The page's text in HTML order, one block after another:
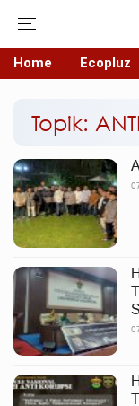
Home Ecopluz
Topik: